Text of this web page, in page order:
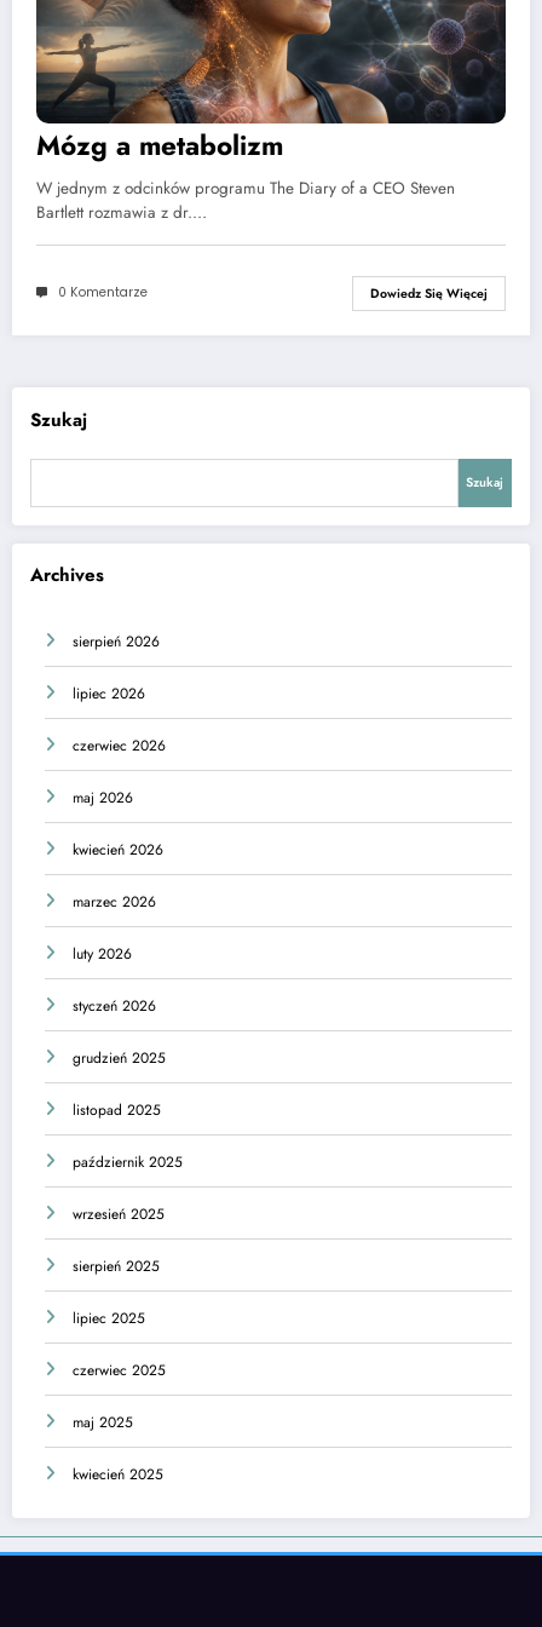
Mózg a metabolizm
W jednym z odcinków programu The Diary of a CEO Steven
Bartlett rozmawia z dr.…
0 Komentarze Dowiedz Się Więcej
Szukaj
Szukaj
Archives
sierpień 2026
lipiec 2026
czerwiec 2026
maj 2026
kwiecień 2026
marzec 2026
luty 2026
styczeń 2026
grudzień 2025
listopad 2025
październik 2025
wrzesień 2025
sierpień 2025
lipiec 2025
czerwiec 2025
maj 2025
kwiecień 2025